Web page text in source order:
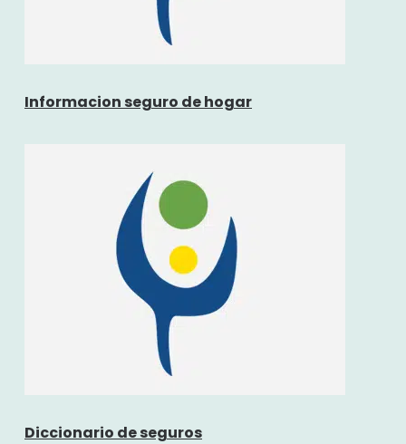
Informacion seguro de hogar
Diccionario de seguros